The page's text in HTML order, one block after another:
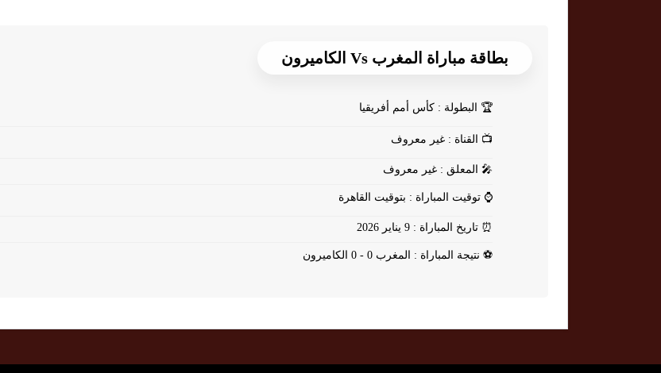
بطاقة مباراة المغرب Vs الكاميرون
🏆 البطولة : كأس أمم أفريقيا
📺 القناة : غير معروف
🎤 المعلق : غير معروف
⌚ توقيت المباراة : بتوقيت القاهرة
⏰ تاريخ المباراة : 9 يناير 2026
⚽ نتيجة المباراة : المغرب 0 - 0 الكاميرون